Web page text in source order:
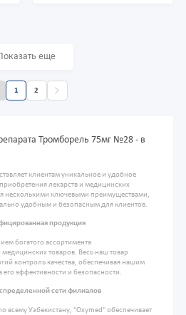
еще
1 2
Тромборель 75мг №28 - в
клиентам уникальное и удобное
лекарств и медицинских
несколькими ключевыми преимуществами,
удобным и безопасным для клиентов.
продукция
богатого ассортимента
медицинских товаров. Весь наш товар
контроль качества, обеспечивая нашим
эффективности и безопасности.
сети филиалов
всему Узбекистану, "Oxymed" обеспечивает